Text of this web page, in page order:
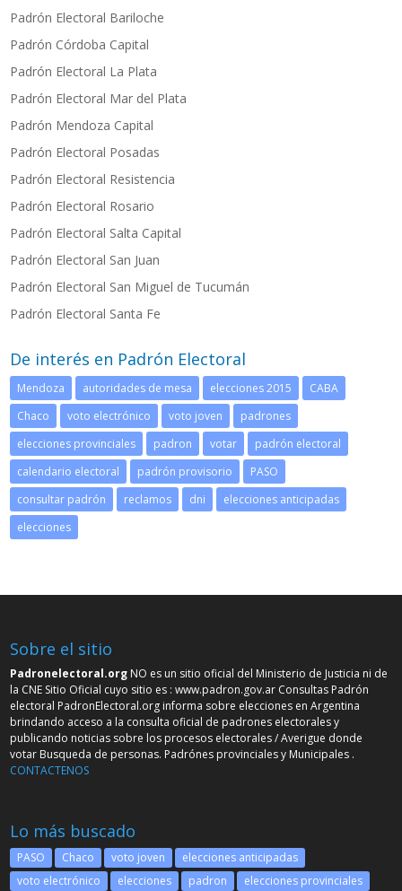
Padrón Electoral Bariloche
Padrón Córdoba Capital
Padrón Electoral La Plata
Padrón Electoral Mar del Plata
Padrón Mendoza Capital
Padrón Electoral Posadas
Padrón Electoral Resistencia
Padrón Electoral Rosario
Padrón Electoral Salta Capital
Padrón Electoral San Juan
Padrón Electoral San Miguel de Tucumán
Padrón Electoral Santa Fe
De interés en Padrón Electoral
Mendoza autoridades de mesa elecciones 2015
CABA
Chaco
voto electrónico voto joven
padrones
elecciones provinciales
padron votar
padrón electoral
calendario electoral
padrón provisorio
PASO
consultar padrón
reclamos dni
elecciones anticipadas
elecciones
Sobre el sitio
Padronelectoral.org NO es un sitio oficial del Ministerio de Justicia ni de
la CNE Sitio Oficial cuyo sitio es :www.padron.gov.ar Consultas Padrón
electoral PadronElectoral.org informa sobre elecciones en Argentina
brindando acceso a la consulta oficial de padrones electorales y
publicando noticias sobre los procesos electorales / Averigue donde
votar Busqueda de personas. Padrónes provinciales y Municipales .
CONTACTENOS
Lo más buscado
PASO Chaco voto joven
elecciones anticipadas
voto electrónico
elecciones padron elecciones provinciales